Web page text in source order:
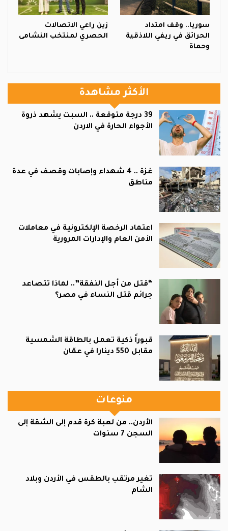
سوريا.. وقف امتداد
الحرائق في ريفي اللاذقية
وحماة
زين راعي الاتصالات
الحصري لمنتخب النشامى
الأكثر مشاهدة
39 درجة متوقعة .. السبت يشهد ذروة
الأجواء الحارة في الاردن
غزة .. 4 شهداء وإصابات وقصف في عدة
مناطق
اعتماد الرخصة الإلكترونية في معاملات
الأمن العام والإدارات المرورية
“قتل من أجل النفقة”.. لماذا تتصاعد
جرائم قتل النساء في مصر؟
قبوراً ذكية تعمل بالطاقة الشمسية
مقابل 550 دينارا في عمّان
منوعات
الأردن.. من لعبة كرة قدم إلى الشقة إلى
السجن 7 سنوات
تغير مرتقب بالطقس في الأردن وبلاد
الشام